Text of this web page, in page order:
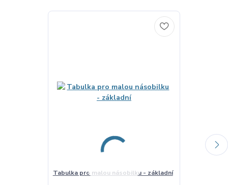
Tabulka pro malou násobilku - základní